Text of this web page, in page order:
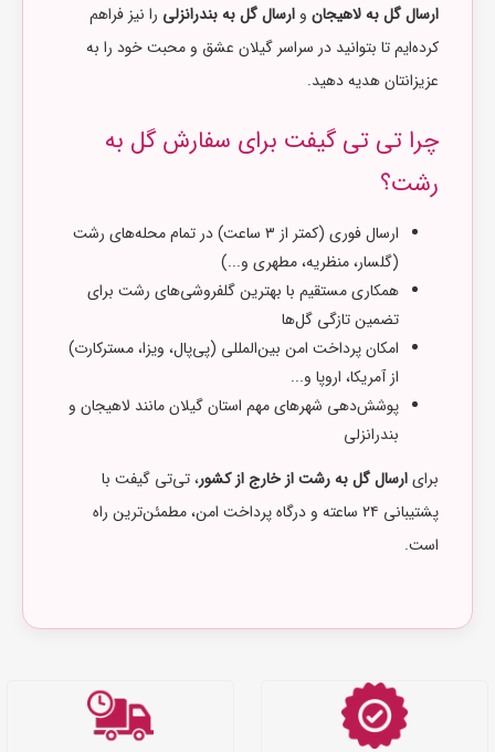
ارسال گل به لاهیجان و ارسال گل به بندرانزلی را نیز فراهم
کرده‌ایم تا بتوانید در سراسر گیلان عشق و محبت خود را به
عزیزانتان هدیه دهید.
چرا تی‌ تی گیفت برای سفارش گل به
رشت؟
ارسال فوری (کمتر از ۳ ساعت) در تمام محله‌های رشت
(گلسار، منظریه، مطهری و...)
همکاری مستقیم با بهترین گلفروشی‌های رشت برای
تضمین تازگی گل‌ها
امکان پرداخت امن بین‌المللی (پی‌پال، ویزا، مسترکارت)
از آمریکا، اروپا و...
پوشش‌دهی شهرهای مهم استان گیلان مانند لاهیجان و
بندرانزلی
برایارسال گل به رشت از خارج از کشور، تی‌تی گیفت با
پشتیبانی ۲۴ ساعته و درگاه پرداخت امن، مطمئن‌ترین راه
است.